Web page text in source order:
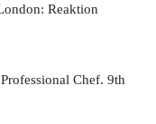
Reaktion
Chef. 9th